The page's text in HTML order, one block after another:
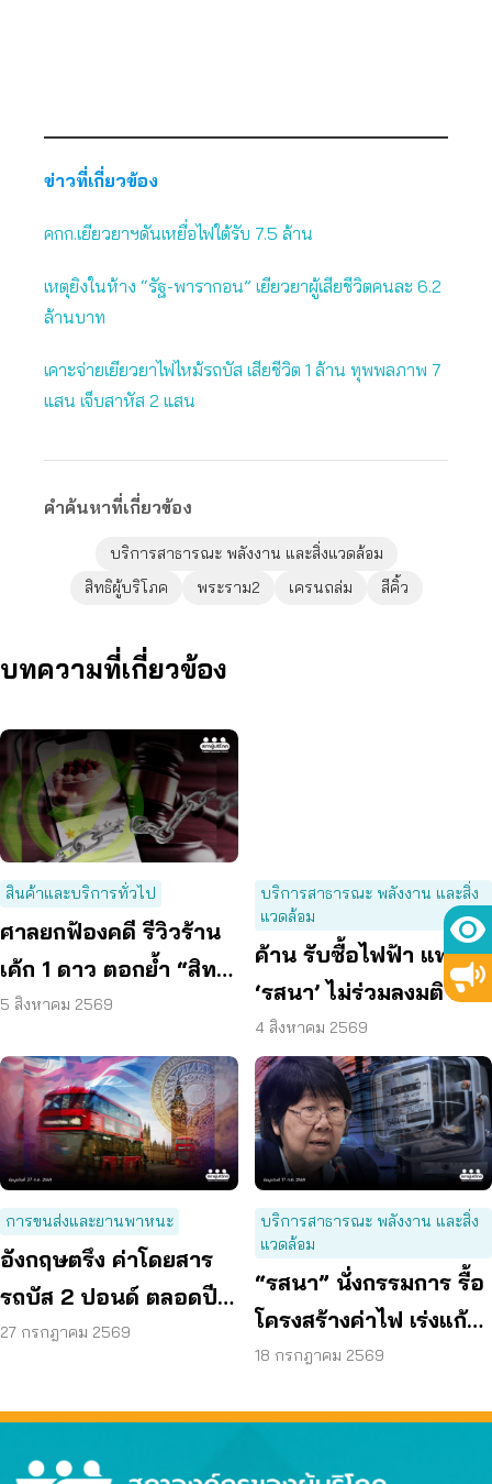
ข่าวที่เกี่ยวข้อง
คกก.เยียวยาฯดันเหยื่อไฟใต้รับ 7.5 ล้าน
เหตุยิงในห้าง “รัฐ-พารากอน” เยียวยาผู้เสียชีวิตคนละ 6.2
ล้านบาท
เคาะจ่ายเยียวยาไฟไหม้รถบัส เสียชีวิต 1 ล้าน ทุพพลภาพ 7
แสน เจ็บสาหัส 2 แสน
คำค้นหาที่เกี่ยวข้อง
บริการสาธารณะ พลังงาน และสิ่งแวดล้อม
สิทธิผู้บริโภค
พระราม2 เครนถล่ม สีคิ้ว
บทความที่เกี่ยวข้อง
สินค้าและบริการทั่วไป
ศาลยกฟ้องคดี รีวิวร้าน
เค้ก 1 ดาว ตอกย้ำ “สิทธิ
ผู้บริโภค” แสดงความคิด
5 สิงหาคม 2569
บริการสาธารณะ พลังงาน และสิ่ง
แวดล้อม
ค้าน รับซื้อไฟฟ้า แพง
‘รสนา’ ไม่ร่วมลงมติ ผลัก
ผู้บริโภค “แบก”
4 สิงหาคม 2569
การขนส่งและยานพาหนะ
อังกฤษตรึง ค่าโดยสาร
รถบัส 2 ปอนด์ ตลอดปี
70 ลดค่าครองชีพ
27 กรกฎาคม 2569
บริการสาธารณะ พลังงาน และสิ่ง
แวดล้อม
“รสนา” นั่งกรรมการ รื้อ
โครงสร้างค่าไฟ เร่งแก้
ต้นเหตุพลังงานแพง
18 กรกฎาคม 2569